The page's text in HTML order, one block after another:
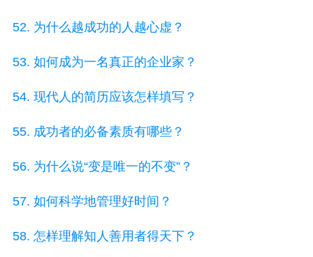
52. 为什么越成功的人越心虚？
53. 如何成为一名真正的企业家？
54. 现代人的简历应该怎样填写？
55. 成功者的必备素质有哪些？
56. 为什么说“变是唯一的不变”？
57. 如何科学地管理好时间？
58. 怎样理解知人善用者得天下？